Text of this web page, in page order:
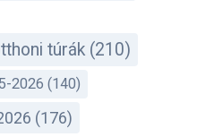
túrák (210)
2026 (140)
(176)